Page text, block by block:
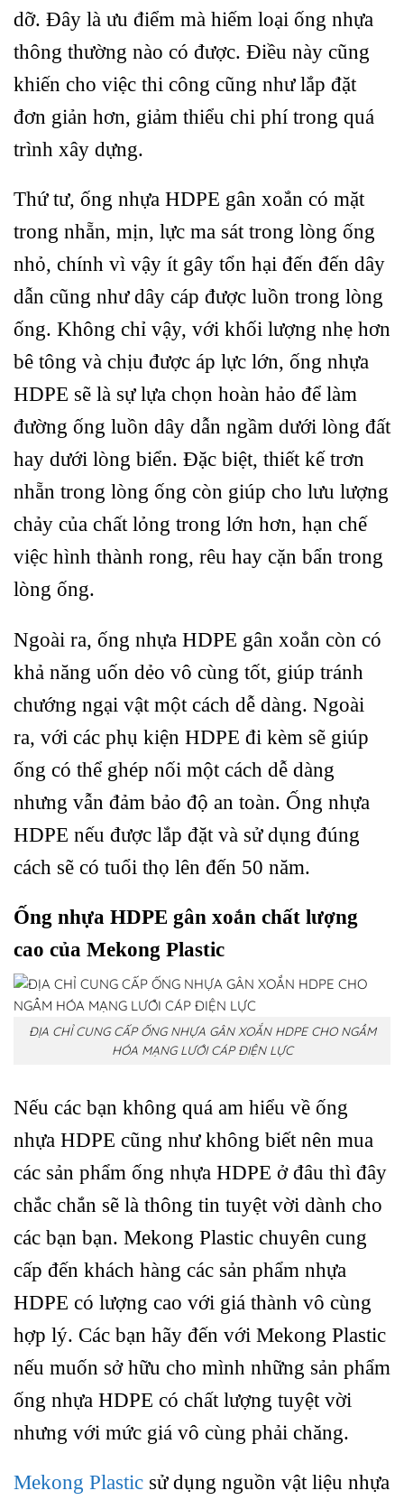
dỡ. Đây là ưu điểm mà hiếm loại ống nhựa
thông thường nào có được. Điều này cũng
khiến cho việc thi công cũng như lắp đặt
đơn giản hơn, giảm thiểu chi phí trong quá
trình xây dựng.
Thứ tư, ống nhựa HDPE gân xoắn có mặt
trong nhẵn, mịn, lực ma sát trong lòng ống
nhỏ, chính vì vậy ít gây tổn hại đến đến dây
dẫn cũng như dây cáp được luồn trong lòng
ống. Không chỉ vậy, với khối lượng nhẹ hơn
bê tông và chịu được áp lực lớn, ống nhựa
HDPE sẽ là sự lựa chọn hoàn hảo để làm
đường ống luồn dây dẫn ngầm dưới lòng đất
hay dưới lòng biển. Đặc biệt, thiết kế trơn
nhẵn trong lòng ống còn giúp cho lưu lượng
chảy của chất lỏng trong lớn hơn, hạn chế
việc hình thành rong, rêu hay cặn bẩn trong
lòng ống.
Ngoài ra, ống nhựa HDPE gân xoắn còn có
khả năng uốn dẻo vô cùng tốt, giúp tránh
chướng ngại vật một cách dễ dàng. Ngoài
ra, với các phụ kiện HDPE đi kèm sẽ giúp
ống có thể ghép nối một cách dễ dàng
nhưng vẫn đảm bảo độ an toàn. Ống nhựa
HDPE nếu được lắp đặt và sử dụng đúng
cách sẽ có tuổi thọ lên đến 50 năm.
Ống nhựa HDPE gân xoắn chất lượng
cao của Mekong Plastic
ĐỊA CHỈ CUNG CẤP ỐNG NHỰA GÂN XOẮN HDPE CHO NGẦM
HÓA MẠNG LƯỚI CÁP ĐIỆN LỰC
Nếu các bạn không quá am hiểu về ống
nhựa HDPE cũng như không biết nên mua
các sản phẩm ống nhựa HDPE ở đâu thì đây
chắc chắn sẽ là thông tin tuyệt vời dành cho
các bạn bạn. Mekong Plastic chuyên cung
cấp đến khách hàng các sản phẩm nhựa
HDPE có lượng cao với giá thành vô cùng
hợp lý. Các bạn hãy đến với Mekong Plastic
nếu muốn sở hữu cho mình những sản phẩm
ống nhựa HDPE có chất lượng tuyệt vời
nhưng với mức giá vô cùng phải chăng.
Mekong Plastic sử dụng nguồn vật liệu nhựa